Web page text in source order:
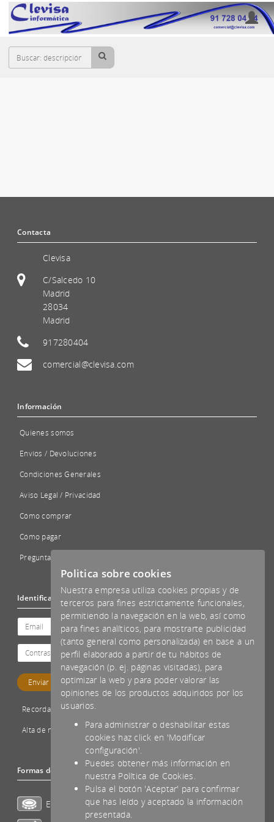
Cesta
CABLES
Contacta
Clevisa
C/Salcedo 10
Madrid
28034
Madrid
917280404
comercial@clevisa.com
Información
Quienes somos
Envíos / Devoluciones
Condiciones Generales
Aviso Legal / Privacidad
Cómo comprar
Cómo pagar
Preguntas Frecuentes - FAQs
Identificación
Recordar password
Alta de nuevo cliente
Formas de pago aceptadas
Efectivo
Politica sobre cookies
Nuestra empresa utiliza cookies propias y de
terceros para fines estrictamente funcionales,
permitiendo la navegación en la web, así como
para fines analíticos, para mostrarte publicidad
(tanto general como personalizada) en base a un
perfil elaborado a partir de tu hábitos de
navegación (p. ej. páginas visitadas), para
optimizar la web y para poder valorar las
opiniones de los productos adquiridos por los
usuarios.
Para administrar o deshabilitar estas
cookies haz click en 'Modificar
configuración'.
Puedes obtener más información en
nuestra Política de Cookies.
Pulsa el botón 'Aceptar' para confirmar
que has leído y aceptado la información
presentada.